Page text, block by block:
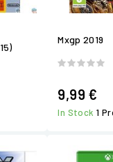
Mxgp 2019
9,99 €
In Stock1